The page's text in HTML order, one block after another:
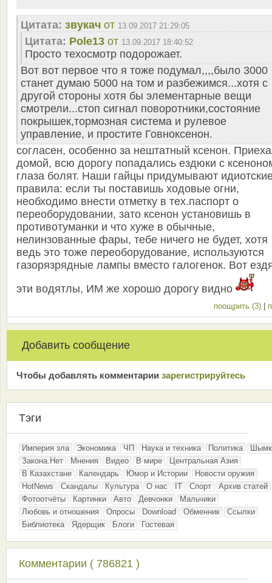
Цитата: звукач от 13.09.2017 21:29:05
Цитата: Pole13 от 13.09.2017 18:40:52
Просто техосмотр подорожает.
Вот вот первое что я тоже подумал,,,,было 3000
станет думаю 5000 на том и разбежимся...хотя с
другой стороны хотя бы элементарные вещи
смотрели...стоп сигнал поворотники,состояние
покрышек,тормозная система и рулевое
управление, и простите Говноксенон.
согласен, особенно за нештатный ксенон.
домой, всю дорогу попадались ездюки с
глаза болят. Наши гайцы придумывают
правила: если ты поставишь ходовые огни,
необходимо внести отметку в тех.паспорт о
переоборудовании, зато ксенон установишь в
противотуманки и что хуже в обычные,
нелинзованные фары, тебе ничего не будет, хотя
ведь это тоже переоборудование, используются
газорязрядные лампы вместо галогенок. Вот
эти водятлы, ИМ же хорошо дорогу видно
поощрить (3)
Добавить сообщение
Чтобы добавлять комментарии зарeгиcтрирyйтeсь
Тэги
Империя зла Экономика ЧП Наука и техника Политика
Закона.Нет
Мнения Видео В мире
Центральная Азия
В Казахстане
Календарь Юмор и Истории
Новости оружия
HotNews
Скандалы Культура О нас IT Спорт
Архив статей
Фотоотчёты
Картинки Авто Девчонки
Мальчики
Любовь и отношения
Опросы Download Обменник
Ссылки
Библиотека
Ядерщик Блоги Гостевая
Комментарии ( 786821 )